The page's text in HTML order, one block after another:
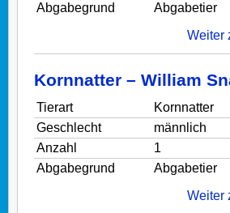
Abgabegrund
Abgabetier
Weiter
Kornnatter – William
Tierart
Kornnatter
Geschlecht
männlich
Anzahl
1
Abgabegrund
Abgabetier
Weiter